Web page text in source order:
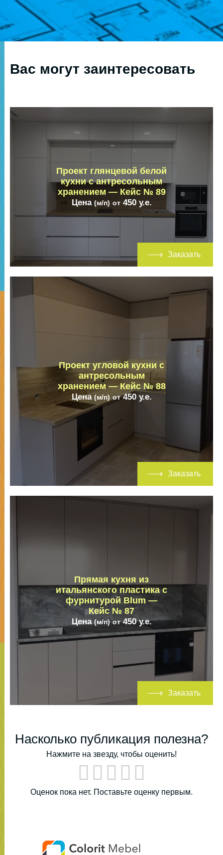
Вас могут заинтересовать
Проект глянцевой белой
кухни с антресольным
хранением — Кейс № 89
Цена(м/п) от450 у.е.
Заказать
Проект угловой кухни с
антресольным
хранением — Кейс № 88
Цена (м/п) от450 у.е.
Заказать
Прямая кухня из
итальянского пластика с
фурнитурой Blum —
Кейс № 87
Цена (м/п) от450у.е.
Заказать
Насколько публикация полезна?
Нажмите на звезду, чтобы оценить!
Оценок пока нет. Поставьте оценку первым.